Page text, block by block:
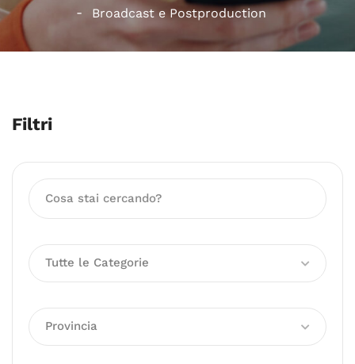
Broadcast e Postproduction
Filtri
Tutte le Categorie
Provincia